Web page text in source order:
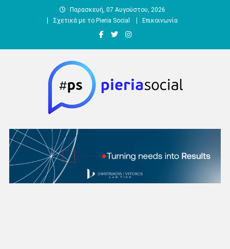
Παρασκευή, 07 Αυγούστου, 2026
Σχετικά με το Pieria Social
Επικοινωνία
Pieria Social